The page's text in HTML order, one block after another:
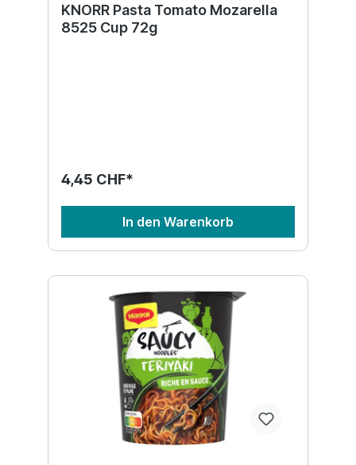
KNORR Pasta Tomato Mozarella
8525 Cup 72g
4,45 CHF*
In den Warenkorb